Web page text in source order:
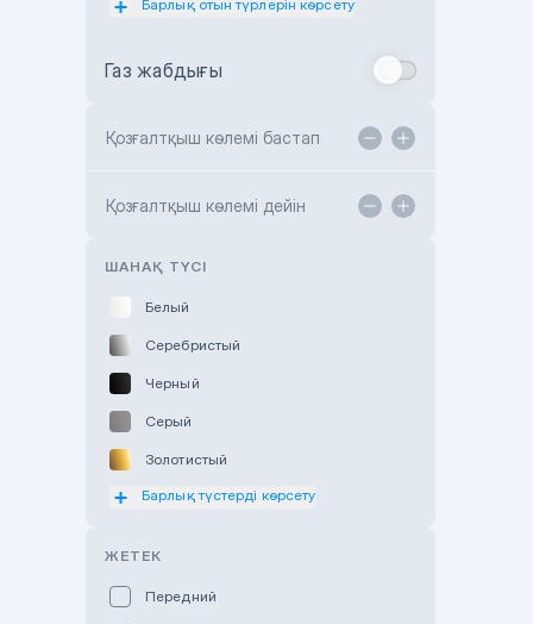
Toyota Astana
TANK Motors Karaganda
Барлық отын түрлерін көрсету
Газ жабдығы
Қозғалтқыш көлемі бастап
Қозғалтқыш көлемі дейін
ШАНАҚ ТҮСІ
Белый
Серебристый
Черный
Серый
Золотистый
Оранжевый
Барлық түстерді көрсету
ЖЕТЕК
Передний